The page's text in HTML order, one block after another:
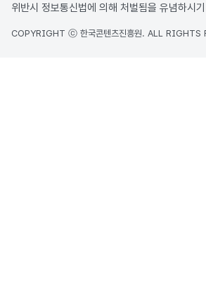
위반시 정보통신법에 의해 처벌됨을 유념하시
COPYRIGHT ⓒ 한국콘텐츠진흥원. ALL RIGHTS